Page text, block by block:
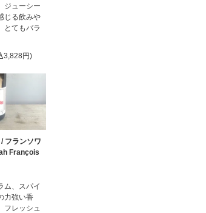
ジューシー
じる飲みや
とてもバラ
3,828円)
フランソワ
François
ム、スパイ
力強い香
フレッシュ